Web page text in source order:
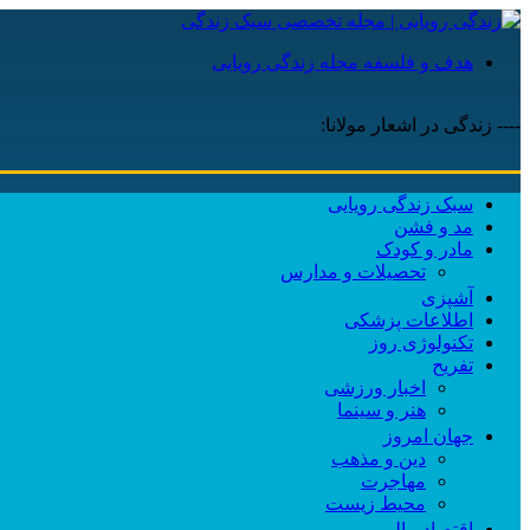
هدف و فلسفه مجله زندگی رویایی
---- زندگی در اشعار مولانا:
سبک زندگی رویایی
مد و فشن
مادر و کودک
تحصیلات و مدارس
آشپزی
اطلاعات پزشکی
تکنولوژی روز
تفریح
اخبار ورزشی
هنر و سینما
جهان امروز
دین و مذهب
مهاجرت
محیط زیست